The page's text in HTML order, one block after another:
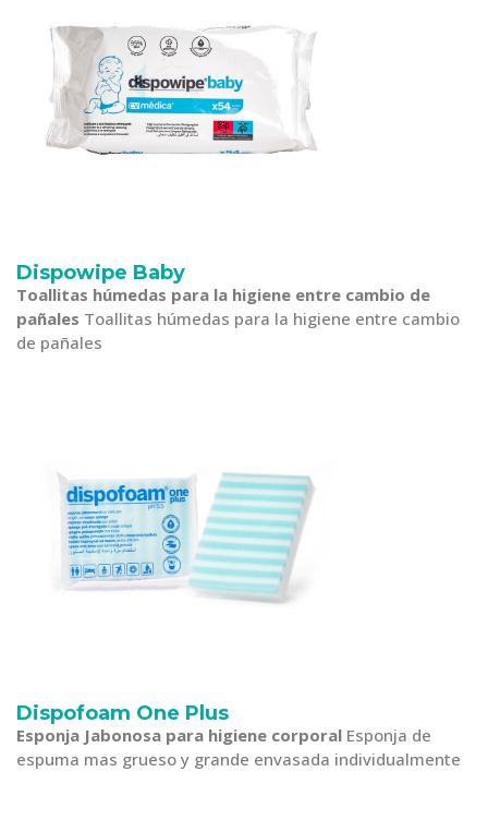
Dispowipe Baby
Toallitas húmedas para la higiene entre cambio de
pañales Toallitas húmedas para la higiene entre cambio
de pañales
Dispofoam One Plus
Esponja Jabonosa para higiene corporal Esponja de
espuma mas grueso y grande envasada individualmente